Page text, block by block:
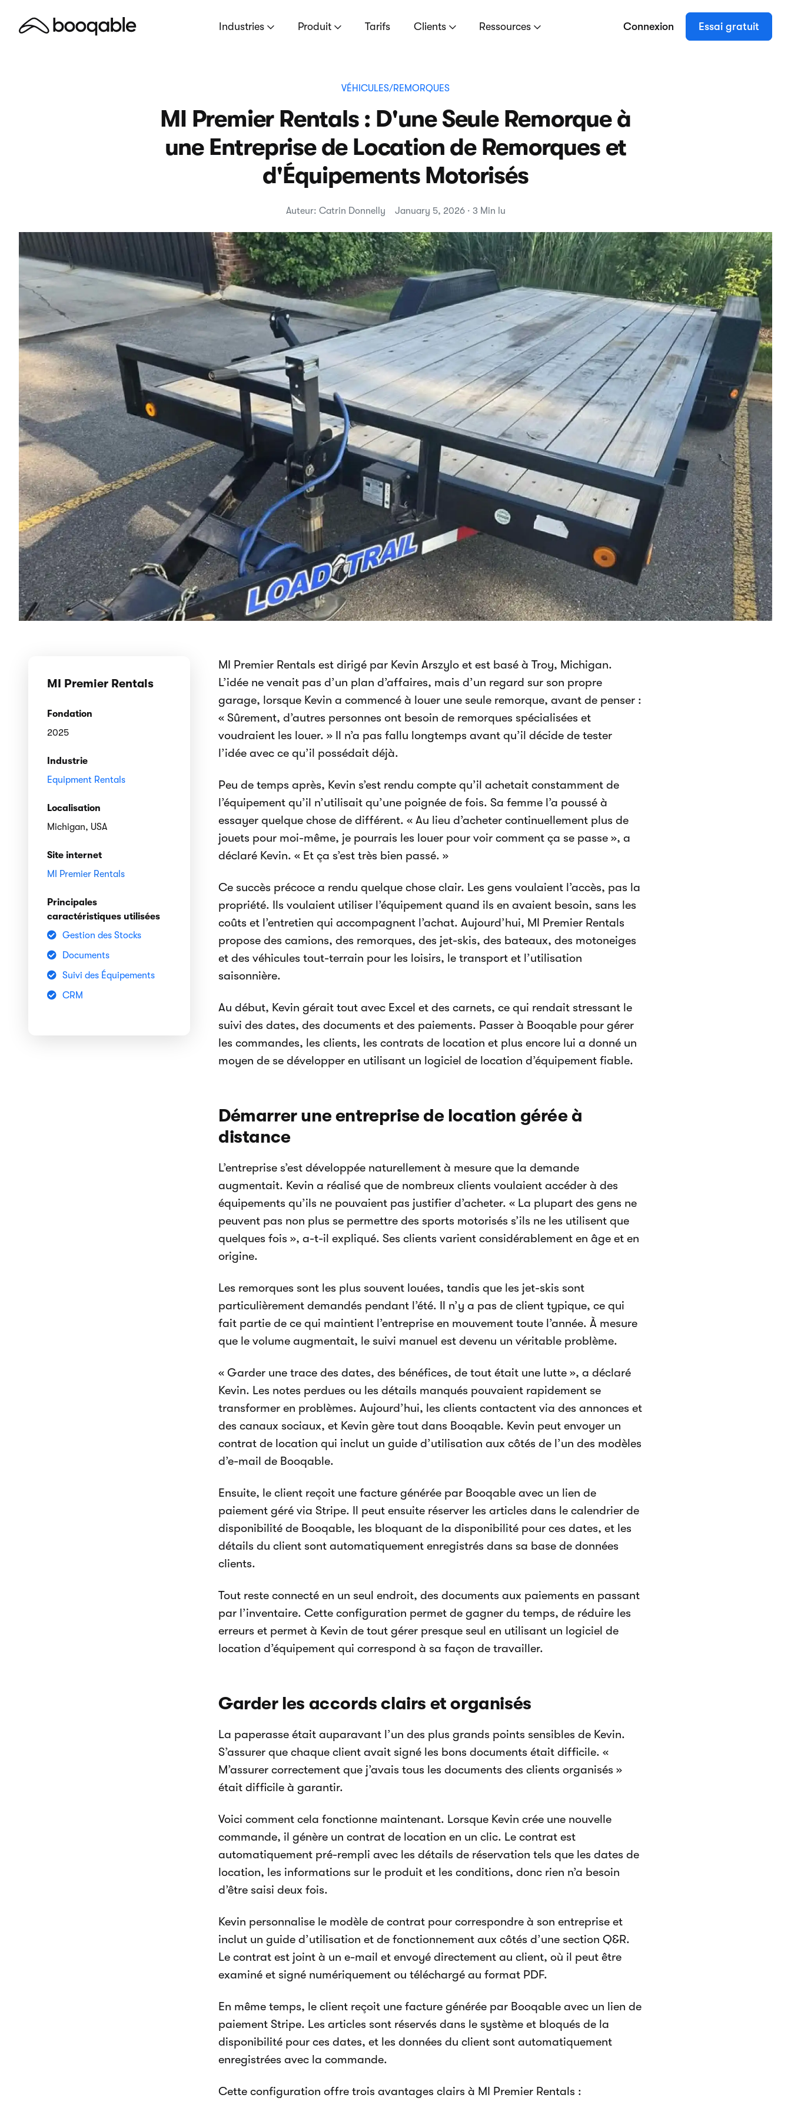
Industries Produit Tarifs Clients Ressources Connexion Essai gratuit
VÉHICULES/REMORQUES
MI Premier Rentals : D'une Seule Remorque à
une Entreprise de Location de Remorques et
d'Équipements Motorisés
Auteur: Catrin Donnelly January 5, 2026 · 3 Min lu
MI Premier Rentals
Fondation
2025
Industrie
Equipment Rentals
Localisation
Michigan, USA
Site internet
MI Premier Rentals
Principales
caractéristiques utilisées
Gestion des Stocks
Documents
Suivi des Équipements
CRM
MI Premier Rentals est dirigé par Kevin Arszylo et est basé à Troy, Michigan.
L’idée ne venait pas d’un plan d’affaires, mais d’un regard sur son propre
garage, lorsque Kevin a commencé à louer une seule remorque, avant de penser :
« Sûrement, d’autres personnes ont besoin de remorques spécialisées et
voudraient les louer. » Il n’a pas fallu longtemps avant qu’il décide de tester
l’idée avec ce qu’il possédait déjà.
Peu de temps après, Kevin s’est rendu compte qu’il achetait constamment de
l’équipement qu’il n’utilisait qu’une poignée de fois. Sa femme l’a poussé à
essayer quelque chose de différent. « Au lieu d’acheter continuellement plus de
jouets pour moi-même, je pourrais les louer pour voir comment ça se passe », a
déclaré Kevin. « Et ça s’est très bien passé. »
Ce succès précoce a rendu quelque chose clair. Les gens voulaient l’accès, pas la
propriété. Ils voulaient utiliser l’équipement quand ils en avaient besoin, sans les
coûts et l’entretien qui accompagnent l’achat. Aujourd’hui, MI Premier Rentals
propose des camions, des remorques, des jet-skis, des bateaux, des motoneiges
et des véhicules tout-terrain pour les loisirs, le transport et l’utilisation
saisonnière.
Au début, Kevin gérait tout avec Excel et des carnets, ce qui rendait stressant le
suivi des dates, des documents et des paiements. Passer à Booqable pour gérer
les commandes, les clients, les contrats de location et plus encore lui a donné un
moyen de se développer en utilisant un logiciel de location d’équipement fiable.
Démarrer une entreprise de location gérée à
distance
L’entreprise s’est développée naturellement à mesure que la demande
augmentait. Kevin a réalisé que de nombreux clients voulaient accéder à des
équipements qu’ils ne pouvaient pas justifier d’acheter. « La plupart des gens ne
peuvent pas non plus se permettre des sports motorisés s’ils ne les utilisent que
quelques fois », a-t-il expliqué. Ses clients varient considérablement en âge et en
origine.
Les remorques sont les plus souvent louées, tandis que les jet-skis sont
particulièrement demandés pendant l’été. Il n’y a pas de client typique, ce qui
fait partie de ce qui maintient l’entreprise en mouvement toute l’année. À mesure
que le volume augmentait, le suivi manuel est devenu un véritable problème.
« Garder une trace des dates, des bénéfices, de tout était une lutte », a déclaré
Kevin. Les notes perdues ou les détails manqués pouvaient rapidement se
transformer en problèmes. Aujourd’hui, les clients contactent via des annonces et
des canaux sociaux, et Kevin gère tout dans Booqable. Kevin peut envoyer un
contrat de location qui inclut un guide d’utilisation aux côtés de l’un des modèles
d’e-mail de Booqable.
Ensuite, le client reçoit une facture générée par Booqable avec un lien de
paiement géré via Stripe. Il peut ensuite réserver les articles dans le calendrier de
disponibilité de Booqable, les bloquant de la disponibilité pour ces dates, et les
détails du client sont automatiquement enregistrés dans sa base de données
clients.
Tout reste connecté en un seul endroit, des documents aux paiements en passant
par l’inventaire. Cette configuration permet de gagner du temps, de réduire les
erreurs et permet à Kevin de tout gérer presque seul en utilisant un logiciel de
location d’équipement qui correspond à sa façon de travailler.
Garder les accords clairs et organisés
La paperasse était auparavant l’un des plus grands points sensibles de Kevin.
S’assurer que chaque client avait signé les bons documents était difficile. «
M’assurer correctement que j’avais tous les documents des clients organisés »
était difficile à garantir.
Voici comment cela fonctionne maintenant. Lorsque Kevin crée une nouvelle
commande, il génère un contrat de location en un clic. Le contrat est
automatiquement pré-rempli avec les détails de réservation tels que les dates de
location, les informations sur le produit et les conditions, donc rien n’a besoin
d’être saisi deux fois.
Kevin personnalise le modèle de contrat pour correspondre à son entreprise et
inclut un guide d’utilisation et de fonctionnement aux côtés d’une section Q&R.
Le contrat est joint à un e-mail et envoyé directement au client, où il peut être
examiné et signé numériquement ou téléchargé au format PDF.
En même temps, le client reçoit une facture générée par Booqable avec un lien de
paiement Stripe. Les articles sont réservés dans le système et bloqués de la
disponibilité pour ces dates, et les données du client sont automatiquement
enregistrées avec la commande.
Cette configuration offre trois avantages clairs à MI Premier Rentals :